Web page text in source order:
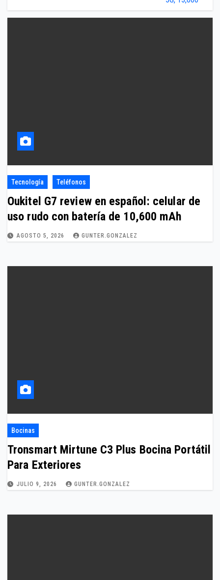
Tecnología Teléfonos
Oukitel G7 review en español: celular de
uso rudo con batería de 10,600 mAh
AGOSTO 5, 2026 GUNTER.GONZALEZ
Bocinas
Tronsmart Mirtune C3 Plus Bocina Portátil
Para Exteriores
JULIO 9, 2026 GUNTER.GONZALEZ